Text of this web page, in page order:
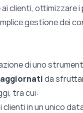
clienti, ottimizzare
gestione dei
di uno
da
tra cui:
in un unico